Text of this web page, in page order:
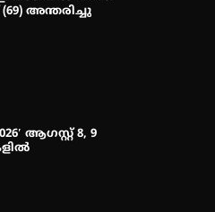
അന്തരിച്ചു
ആഗസ്റ്റ് 8, 9